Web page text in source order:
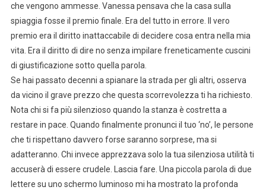
che vengono ammesse. Vanessa pensava che la casa sulla
spiaggia fosse il premio finale. Era del tutto in errore. Il vero
premio era il diritto inattaccabile di decidere cosa entra nella mia
vita. Era il diritto di dire no senza impilare freneticamente cuscini
di giustificazione sotto quella parola.
Se hai passato decenni a spianare la strada per gli altri, osserva
da vicino il grave prezzo che questa scorrevolezza ti ha richiesto.
Nota chi si fa più silenzioso quando la stanza è costretta a
restare in pace. Quando finalmente pronunci il tuo ‘no’, le persone
che ti rispettano davvero forse saranno sorprese, ma si
adatteranno. Chi invece apprezzava solo la tua silenziosa utilità ti
accuserà di essere crudele. Lascia fare. Una piccola parola di due
lettere su uno schermo luminoso mi ha mostrato la profonda